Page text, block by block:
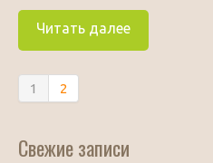
Читать далее
1 2
Свежие записи